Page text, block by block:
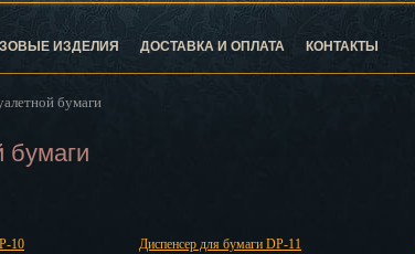
ИЗДЕЛИЯ ДОСТАВКА И ОПЛАТА КОНТАКТЫ
бумаги
бумаги
10 Диспенсер для бумаги DP-11